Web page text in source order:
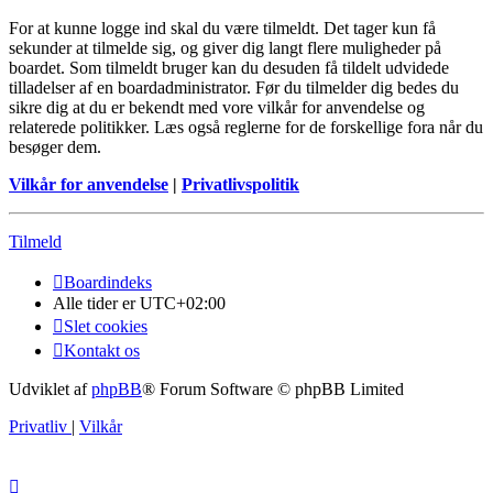
For at kunne logge ind skal du være tilmeldt. Det tager kun få
sekunder at tilmelde sig, og giver dig langt flere muligheder på
boardet. Som tilmeldt bruger kan du desuden få tildelt udvidede
tilladelser af en boardadministrator. Før du tilmelder dig bedes du
sikre dig at du er bekendt med vore vilkår for anvendelse og
relaterede politikker. Læs også reglerne for de forskellige fora når du
besøger dem.
Vilkår for anvendelse | Privatlivspolitik
Tilmeld
Boardindeks
Alle tider erUTC+02:00
Slet cookies
Kontakt os
Udviklet afphpBB® Forum Software © phpBB Limited
Privatliv | Vilkår